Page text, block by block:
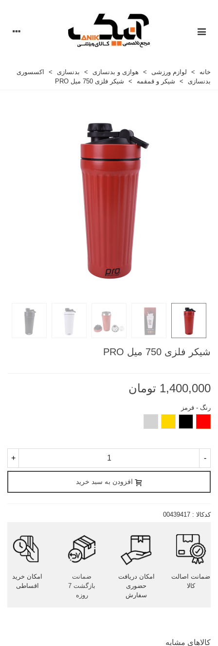
خانه > لوازم ورزشی > هوازی و بدنسازی > بدنسازی >
اکسسوری
بدنسازی
> شیکر و قمقمه > شيکر فلزی 750 ميل PRO
شيکر فلزی 750 ميل PRO
1,400,000 تومان
رنگ - قرمز
ای
-
+
افزودن به سبد خرید
کدکالا : 00439417
ضمانت اصالت
کالا
امکان دریافت
حضوری
سفارش
ضمانت
بازگشت 7
روزه
امکان خرید
اقساطی
کالاهای مشابه